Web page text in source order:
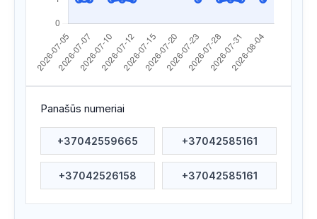
Apsilankyta ataskaitoje 2026/07/27 22:45
Apsilankyta ataskaitoje 2026/07/23 00:47
Apsilankyta ataskaitoje 2026/07/22 23:00
Apsilankyta ataskaitoje 2026/07/20 10:28
Panašūs numeriai
+37042559665 +37042585161
+37042526158 +37042585161